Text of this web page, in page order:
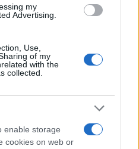
my
Advertising.
Use,
of my
with the
collected.
enable storage
cookies on web or
ΚΥΡΙΑΚΗΣ